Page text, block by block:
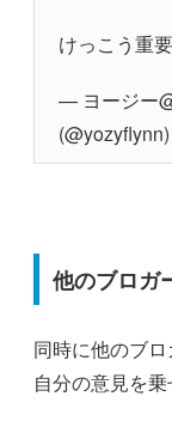
けっこう重
— ヨージー
(@yozyflynn)
他のブロガ
同時に他のブ
自分の意見を乗